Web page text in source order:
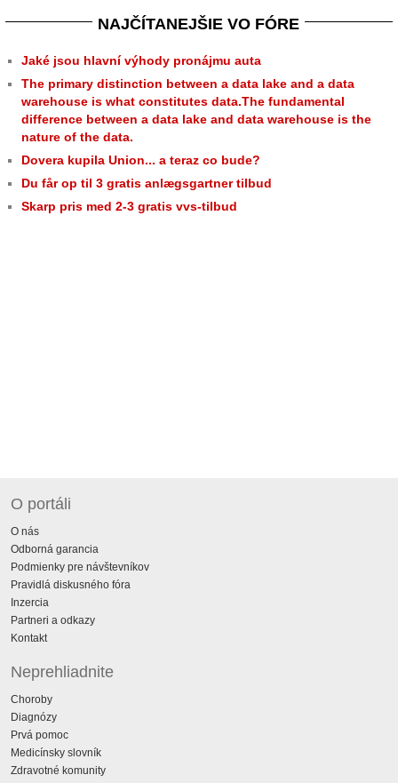
NAJČÍTANEJŠIE VO FÓRE
Jaké jsou hlavní výhody pronájmu auta
The primary distinction between a data lake and a data
warehouse is what constitutes data.The fundamental
difference between a data lake and data warehouse is the
nature of the data.
Dovera kupila Union... a teraz co bude?
Du får op til 3 gratis anlægsgartner tilbud
Skarp pris med 2-3 gratis vvs-tilbud
O portáli
O nás
Odborná garancia
Podmienky pre návštevníkov
Pravidlá diskusného fóra
Inzercia
Partneri a odkazy
Kontakt
Neprehliadnite
Choroby
Diagnózy
Prvá pomoc
Medicínsky slovník
Zdravotné komunity